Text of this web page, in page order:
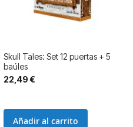
Skull Tales: Set 12 puertas + 5
baúles
22,49 €
Añadir al carrito